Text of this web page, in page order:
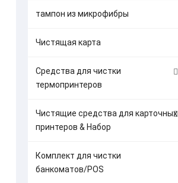
тампон из микрофибры
Чистящая карта
Средства для чистки
термопринтеров
Чистящие средства для карточных
принтеров & Набор
Комплект для чистки
банкоматов/POS